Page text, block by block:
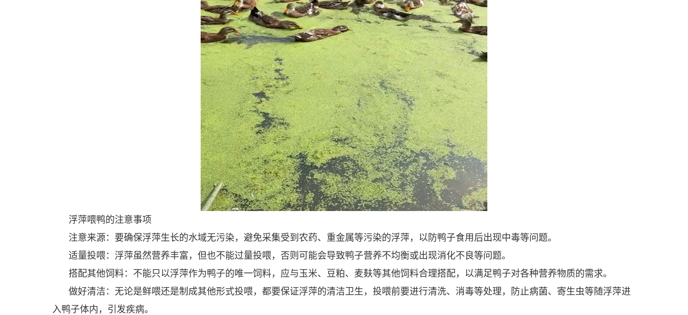
浮萍喂鸭的注意事项
注意来源：要确保浮萍生长的水域无污染，避免采集受到农药、重金属等污染的浮萍，以防鸭子食用后出现中毒等问题。
适量投喂：浮萍虽然营养丰富，但也不能过量投喂，否则可能会导致鸭子营养不均衡或出现消化不良等问题。
搭配其他饲料：不能只以浮萍作为鸭子的唯一饲料，应与玉米、豆粕、麦麸等其他饲料合理搭配，以满足鸭子对各种营养物质的需求。
做好清洁：无论是鲜喂还是制成其他形式投喂，都要保证浮萍的清洁卫生，投喂前要进行清洗、消毒等处理，防止病菌、寄生虫等随浮萍进
入鸭子体内，引发疾病。